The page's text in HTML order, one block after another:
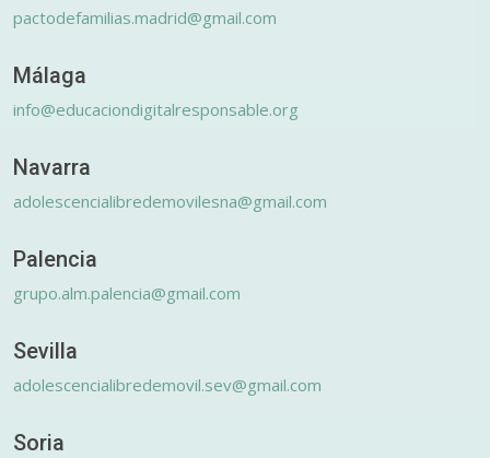
pactodefamilias.madrid@gmail.com
Málaga
info@educaciondigitalresponsable.org
Navarra
adolescencialibredemovilesna@gmail.com
Palencia
grupo.alm.palencia@gmail.com
Sevilla
adolescencialibredemovil.sev@gmail.com
Soria